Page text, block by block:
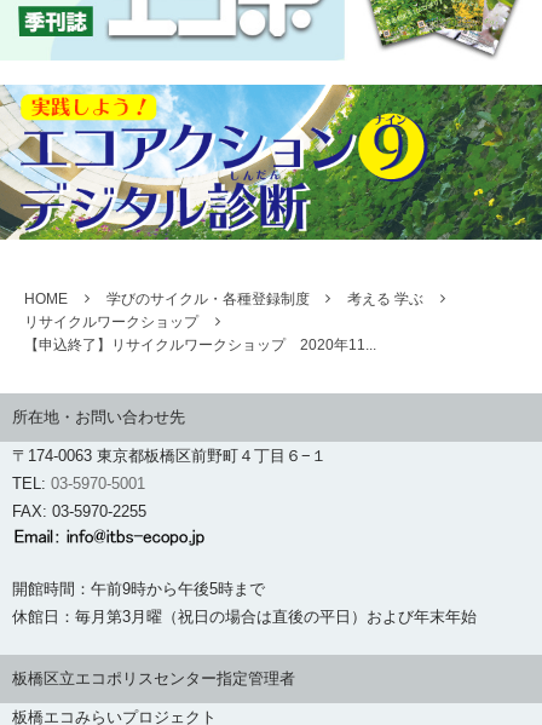
HOME 学びのサイクル・各種登録制度
考える 学ぶ
リサイクルワークショップ
【申込終了】リサイクルワークショップ 2020年11...
所在地・お問い合わせ先
〒174-0063 東京都板橋区前野町４丁目６−１
TEL: 03-5970-5001
FAX: 03-5970-2255
開館時間：午前9時から午後5時まで
休館日：毎月第3月曜（祝日の場合は直後の平日）および年末年始
板橋区立エコポリスセンター指定管理者
板橋エコみらいプロジェクト